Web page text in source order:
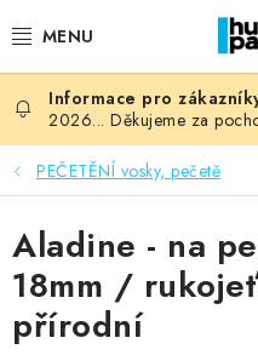
na
NOVINKY
HURÁ DÍLNA
VŠECHNO ZBOŽÍ
KNIHAŘSKÝ MATERIÁL
2026... Děkujeme za
PEČETĚNÍ vosky, pečetě
Aladine - na
18mm /
přírodní